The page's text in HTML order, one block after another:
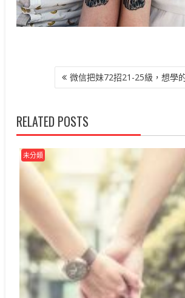
覽
微信把妹72招21-25級，想學
RELATED POSTS
未分類